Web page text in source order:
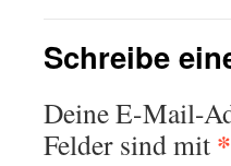
Schreibe
Deine E-Mail-
Felder sind mit *